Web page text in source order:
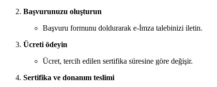
Başvurunuzu oluşturun
Başvuru formunu doldurarak e-İmza talebinizi iletin.
Ücreti ödeyin
Ücret, tercih edilen sertifika süresine göre değişir.
Sertifika ve donanım teslimi